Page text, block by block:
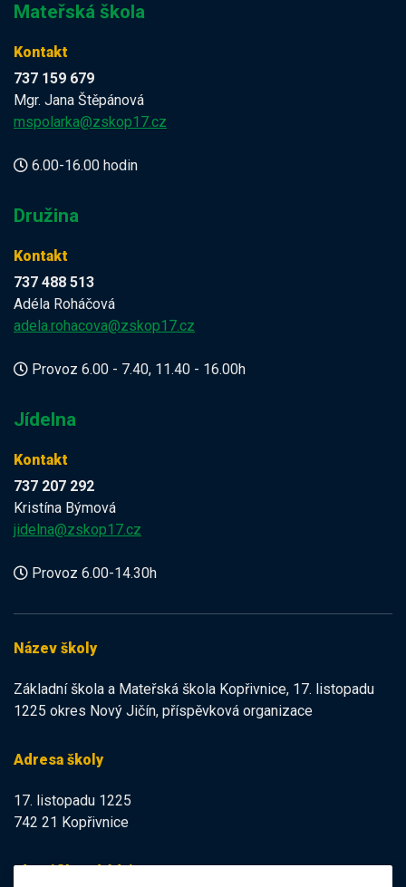
Mateřská škola
Kontakt
737 159 679
Mgr. Jana Štěpánová
mspolarka@zskop17.cz
6.00-16.00 hodin
Družina
Kontakt
737 488 513
Adéla Roháčová
adela.rohacova@zskop17.cz
Provoz 6.00 - 7.40, 11.40 - 16.00h
Jídelna
Kontakt
737 207 292
Kristína Býmová
jidelna@zskop17.cz
Provoz 6.00-14.30h
Název školy
Základní škola a Mateřská škola Kopřivnice, 17. listopadu
1225 okres Nový Jičín, příspěvková organizace
Adresa školy
17. listopadu 1225
742 21 Kopřivnice
Identifikační údaje